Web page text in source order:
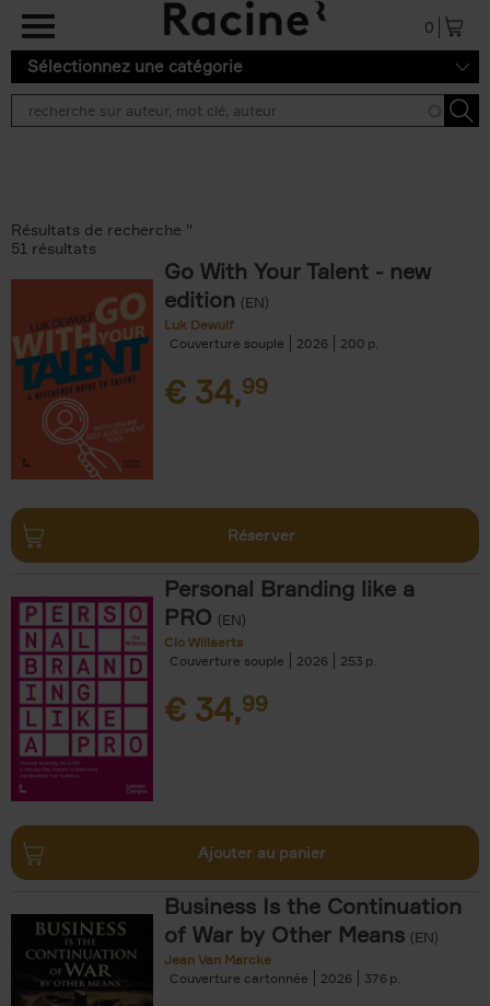
Aller au contenu principal
0
Sélectionnez une catégorie
Résultats de recherche ''
51 résultats
Go With Your Talent - new
edition (EN)
Luk Dewulf
Couverture souple
2026 200
€ 34,99
Réserver
Personal Branding like a
PRO (EN)
Clo Willaerts
Couverture souple
2026 253
€ 34,99
Ajouter au panier
Business Is the Continuation
of War by Other Means (EN)
Jean Van Marcke
Couverture cartonnée
2026 376